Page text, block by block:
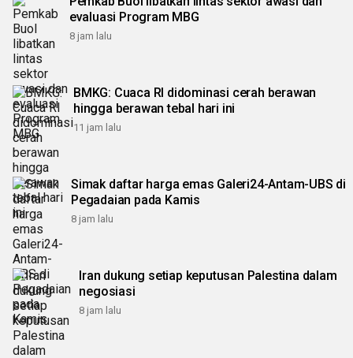
evaluasi Program MBG
8 jam lalu
BMKG: Cuaca RI didominasi cerah berawan
hingga berawan tebal hari ini
11 jam lalu
Simak daftar harga emas Galeri24-Antam-UBS di
Pegadaian pada Kamis
8 jam lalu
Iran dukung setiap keputusan Palestina dalam
negosiasi
8 jam lalu